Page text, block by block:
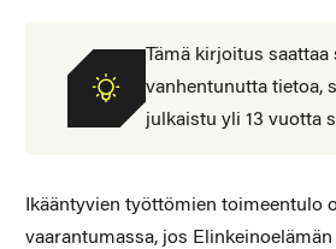
Tämä kirjoitus saattaa
vanhentunutta tietoa,
julkaistu yli 13 vuotta
Ikääntyvien työttömien toimeentulo
vaarantumassa, jos